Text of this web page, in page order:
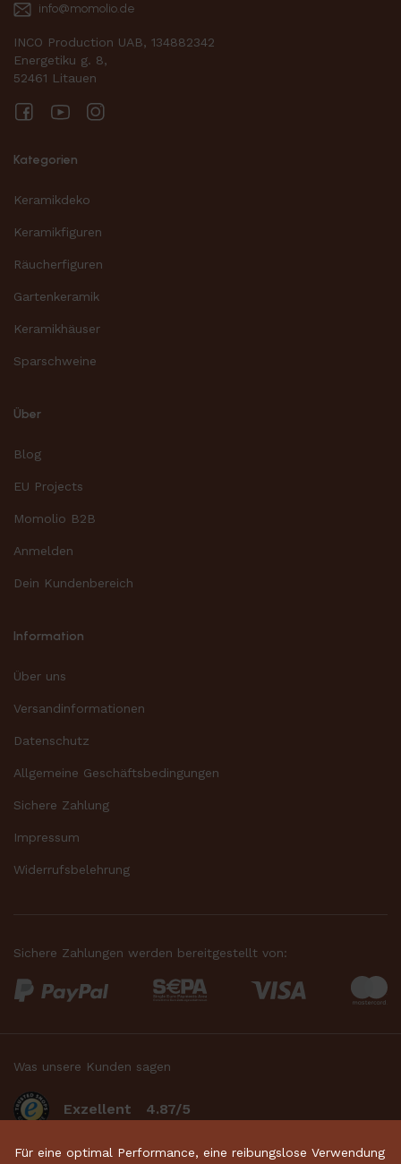
info@momolio.de
INCO Production UAB, 134882342
Energetiku g. 8,
52461 Litauen
FacebookYouTube
Kategorien
Keramikdeko
Keramikfiguren
Räucherfiguren
Gartenkeramik
Keramikhäuser
Sparschweine
Über
Blog
EU Projects
Momolio B2B
Anmelden
Dein Kundenbereich
Information
Über uns
Versandinformationen
Datenschutz
Allgemeine Geschäftsbedingungen
Sichere Zahlung
Impressum
Widerrufsbelehrung
Sichere Zahlungen werden bereitgestellt von:
Was unsere Kunden sagen
Exzellent 4.87/5
basierend auf 2633bewertungen.
Für eine optimal Performance, eine reibungslose Verwendung